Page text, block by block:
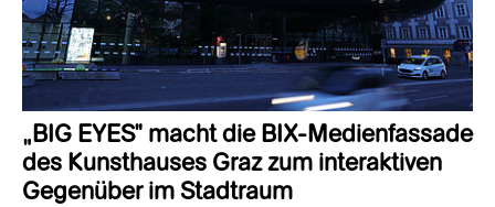
„BIG EYES" macht die BIX-Medienfassade
des Kunsthauses Graz zum interaktiven
Gegenüber im Stadtraum